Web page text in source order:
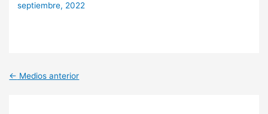
septiembre, 2022
← Medios anterior